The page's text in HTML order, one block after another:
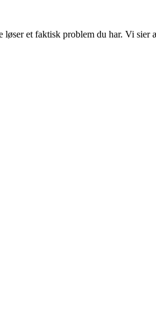
et faktisk problem du har. Vi